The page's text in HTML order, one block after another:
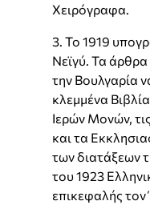
Χειρόγραφα.
3. Το 1919
Νεϊγύ. Τα
την Βουλγαρία
κλεμμένα
Ιερών Μονών,
και τα
των διατάξεων
του 1923
επικεφαλής